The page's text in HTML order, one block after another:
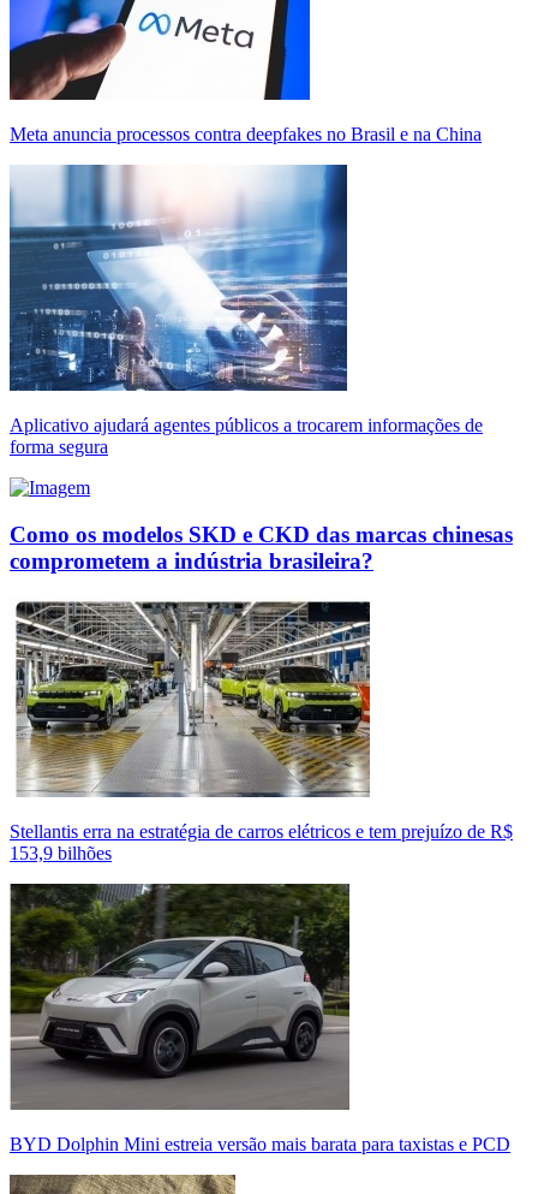
Meta anuncia processos contra deepfakes no Brasil e na China
Aplicativo ajudará agentes públicos a trocarem informações de
forma segura
Como os modelos SKD e CKD das marcas chinesas
comprometem a indústria brasileira?
Stellantis erra na estratégia de carros elétricos e tem prejuízo de R$
153,9 bilhões
BYD Dolphin Mini estreia versão mais barata para taxistas e PCD